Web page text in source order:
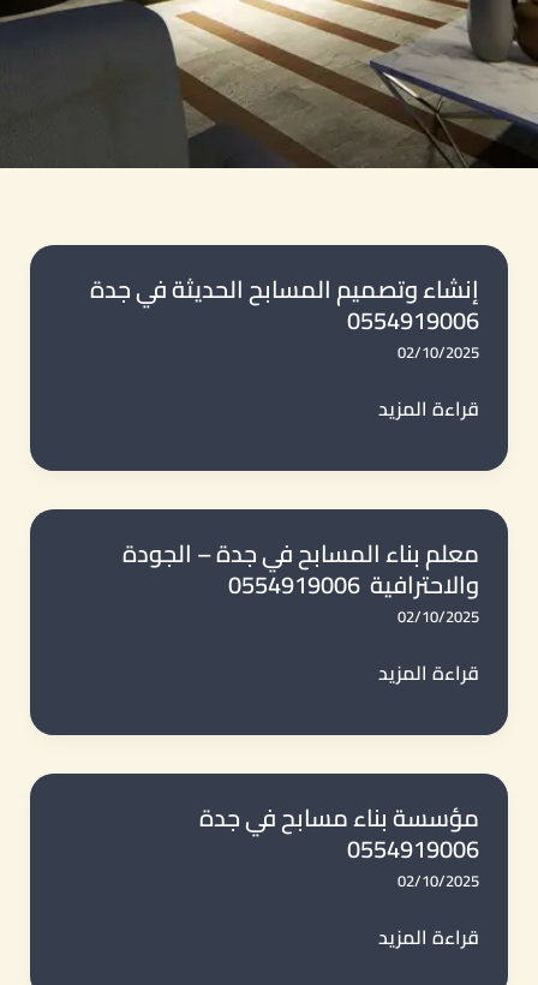
إنشاء وتصميم المسابح الحديثة في جدة
0554919006
02/10/2025
إنشاء
المسابح
الحديثة
في
جدة
0554919006
قراءة المزيد
معلم بناء المسابح في جدة – الجودة
والاحترافية 0554919006
02/10/2025
معلم
المسابح
في
جدة
–
الجودة
قراءة المزيد
مؤسسة بناء مسابح في جدة
0554919006
02/10/2025
مؤسسة
قراءة المزيد